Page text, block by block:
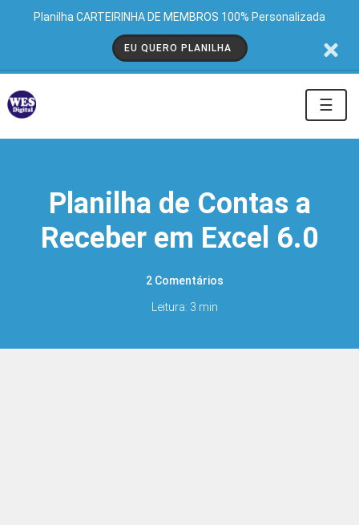
Planilha CARTEIRINHA DE MEMBROS 100% Personalizada
EU QUERO PLANILHA
☰
Planilha de Contas a
Receber em Excel 6.0
2 Comentários
Leitura: 3 min